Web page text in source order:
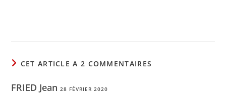
CET ARTICLE A 2 COMMENTAIRES
FRIED Jean28 FÉVRIER 2020